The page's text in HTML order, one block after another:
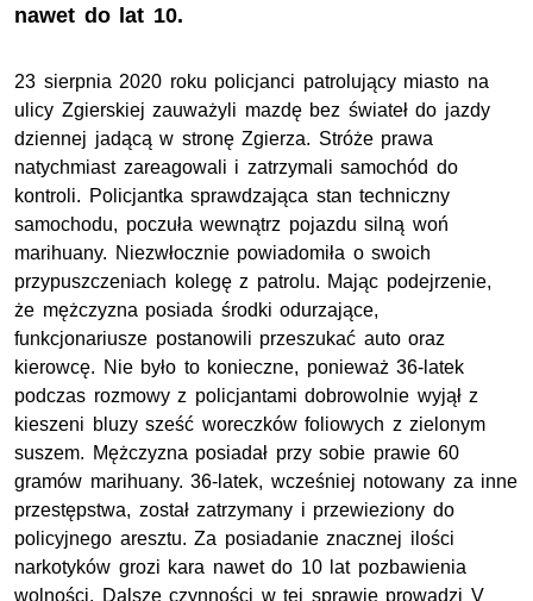
nawet do lat 10.
23 sierpnia 2020 roku policjanci patrolujący miasto na
ulicy Zgierskiej zauważyli mazdę bez świateł do jazdy
dziennej jadącą w stronę Zgierza. Stróże prawa
natychmiast zareagowali i zatrzymali samochód do
kontroli. Policjantka sprawdzająca stan techniczny
samochodu, poczuła wewnątrz pojazdu silną woń
marihuany. Niezwłocznie powiadomiła o swoich
przypuszczeniach kolegę z patrolu. Mając podejrzenie,
że mężczyzna posiada środki odurzające,
funkcjonariusze postanowili przeszukać auto oraz
kierowcę. Nie było to konieczne, ponieważ 36-latek
podczas rozmowy z policjantami dobrowolnie wyjął z
kieszeni bluzy sześć woreczków foliowych z zielonym
suszem. Mężczyzna posiadał przy sobie prawie 60
gramów marihuany. 36-latek, wcześniej notowany za inne
przestępstwa, został zatrzymany i przewieziony do
policyjnego aresztu. Za posiadanie znacznej ilości
narkotyków grozi kara nawet do 10 lat pozbawienia
wolności. Dalsze czynności w tej sprawie prowadzi V